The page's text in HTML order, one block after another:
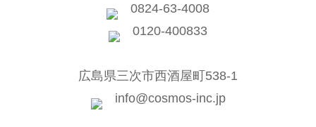
0824-63-4008
0120-400833
広島県三次市西酒屋町538-1
info@cosmos-inc.jp